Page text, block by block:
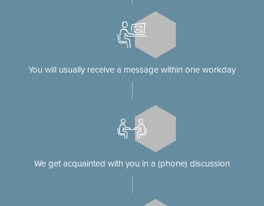
You will usually receive a message within one workday
We get acquainted with you in a (phone) discussion